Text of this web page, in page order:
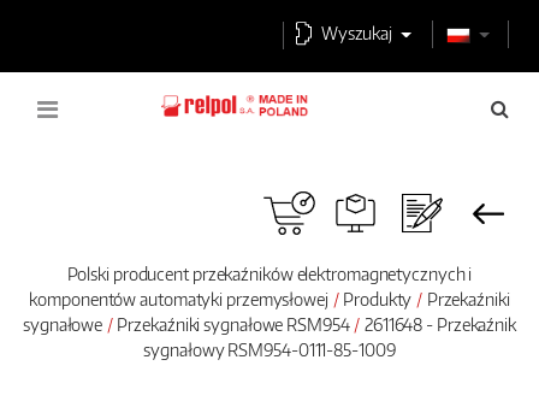
Wyszukaj
Polski producent przekaźników elektromagnetycznych i
komponentów automatyki przemysłowej
Produkty
Przekaźniki
sygnałowe
Przekaźniki sygnałowe RSM954
2611648 - Przekaźnik
sygnałowy RSM954-0111-85-1009